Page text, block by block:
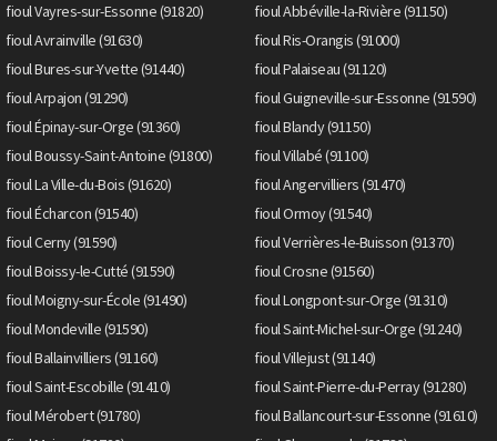
fioul Vayres-sur-Essonne (91820)
fioul Abbéville-la-Rivière (91150)
fioul Avrainville (91630)
fioul Ris-Orangis (91000)
fioul Bures-sur-Yvette (91440)
fioul Palaiseau (91120)
fioul Arpajon (91290)
fioul Guigneville-sur-Essonne (91590)
fioul Épinay-sur-Orge (91360)
fioul Blandy (91150)
fioul Boussy-Saint-Antoine (91800)
fioul Villabé (91100)
fioul La Ville-du-Bois (91620)
fioul Angervilliers (91470)
fioul Écharcon (91540)
fioul Ormoy (91540)
fioul Cerny (91590)
fioul Verrières-le-Buisson (91370)
fioul Boissy-le-Cutté (91590)
fioul Crosne (91560)
fioul Moigny-sur-École (91490)
fioul Longpont-sur-Orge (91310)
fioul Mondeville (91590)
fioul Saint-Michel-sur-Orge (91240)
fioul Ballainvilliers (91160)
fioul Villejust (91140)
fioul Saint-Escobille (91410)
fioul Saint-Pierre-du-Perray (91280)
fioul Mérobert (91780)
fioul Ballancourt-sur-Essonne (91610)